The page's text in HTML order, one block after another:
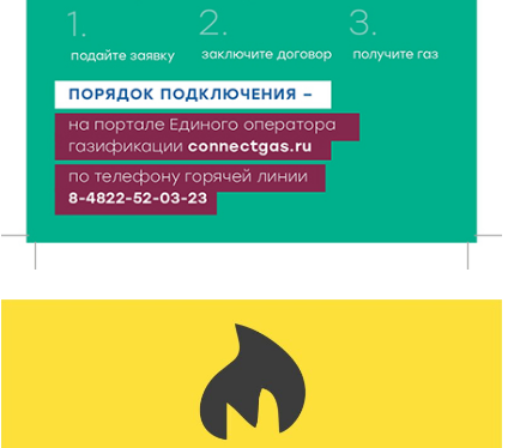
«Эстафету чемпионов» провели на площади
Оленинского Дома культуры
8 Авг 2026 07:58 236
В Нелидово открылся бассейн
8 Авг 2026 05:02 245
В Тверской области стартовала четвертая смена:
инспекторы ГИБДД напомнили школьникам
правила безопасности в автобусах